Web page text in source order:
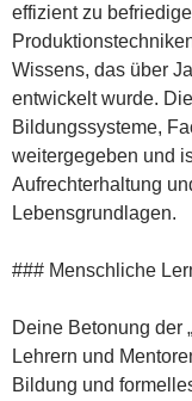
effizient zu
Wissens, das über
entwickelt wurde.
Bildungssysteme,
weitergegeben und
Aufrechterhaltung
Lebensgrundlagen.
### Menschliche
Deine Betonung der
Lehrern und
Bildung und